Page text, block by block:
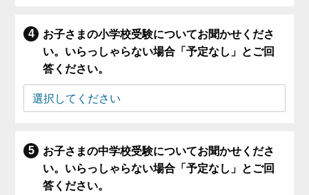
お子さまの小学校受験についてお聞かせくださ
い。いらっしゃらない場合「予定なし」とご回
答ください。
お子さまの中学校受験についてお聞かせくださ
い。いらっしゃらない場合「予定なし」とご回
答ください。